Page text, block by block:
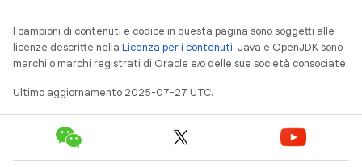
I campioni di contenuti e codice in questa pagina sono soggetti alle
licenze descritte nella Licenza per i contenuti. Java e OpenJDK sono
marchi o marchi registrati di Oracle e/o delle sue società consociate.
Ultimo aggiornamento 2025-07-27 UTC.